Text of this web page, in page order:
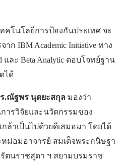
โนโลยีการป้องกันประเทศ จะ
ก IBM Academic Initiative ทาง
และ Beta Analytic ตอบโจทย์ฐาน
ได้
.ณัฐพร นุตยะสกุล มองว่า
ารวิจัยและนวัตกรรมของ
ล้าเป็นไปด้วยดีเสมอมา โดยได้
ม่อมอาจารย์ สมเด็จพระกนิษฐา
ตนราชสุดา ฯ สยามบรมราช